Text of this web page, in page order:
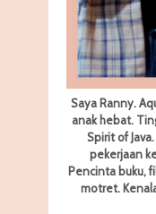
Saya Ranny.
anak hebat.
Spirit of
pekerjaan
Pencinta buku,
motret.